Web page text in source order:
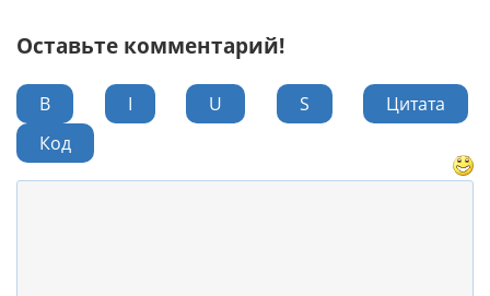
Оставьте комментарий!
B I U S
Цитата
Код